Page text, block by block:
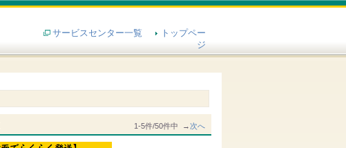
サービスセンター一覧
トップペー
ジ
1-5件/50件中 →次へ